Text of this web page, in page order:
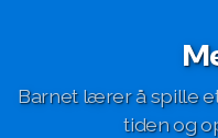
Barnet lærer å spille
tiden og